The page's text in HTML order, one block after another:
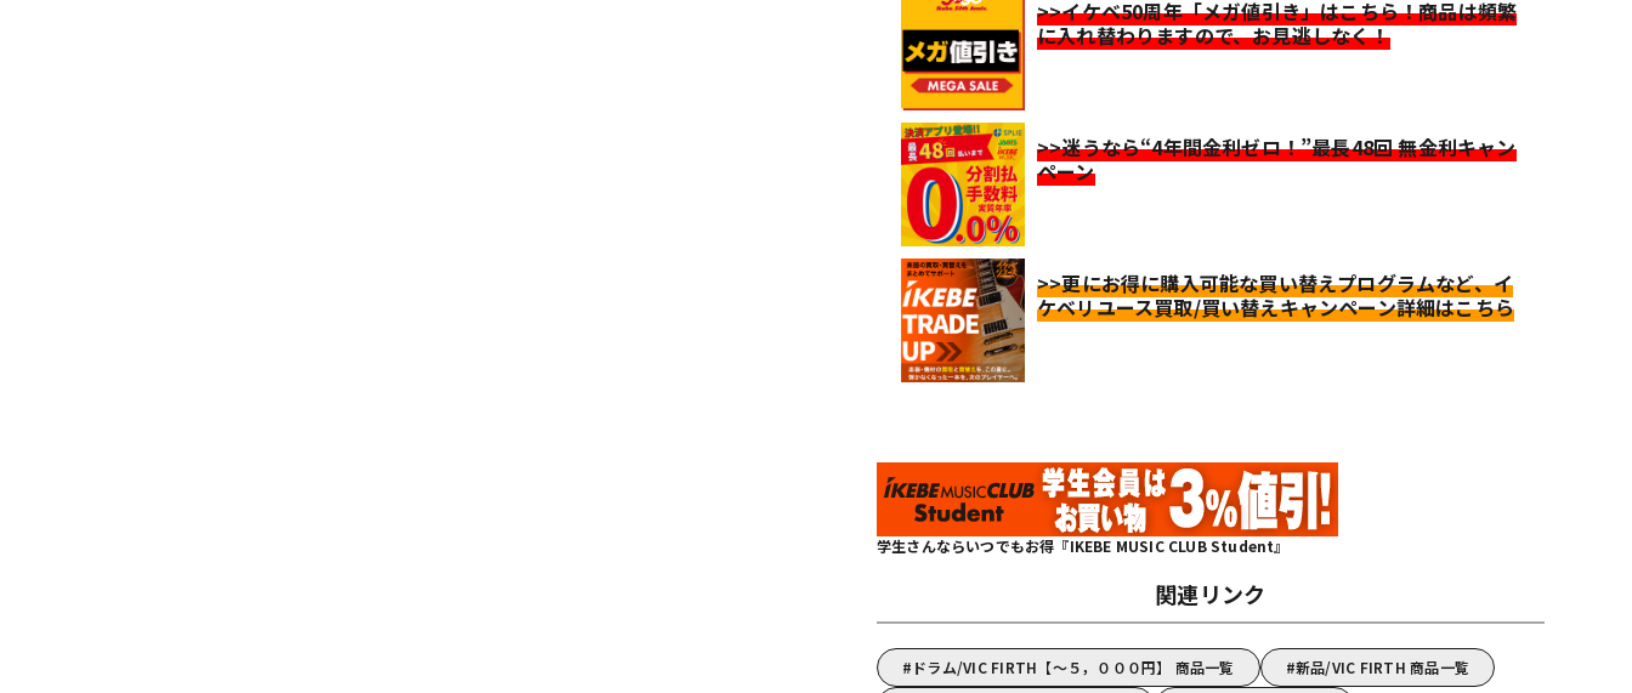
>>イケベ50周年「メガ値引き」はこちら！商品は頻繁
に入れ替わりますので、お見逃しなく！
>>迷うなら“4年間金利ゼロ！”最長48回 無金利キャン
ペーン
>>更にお得に購入可能な買い替えプログラムなど、イ
ケベリユース買取/買い替えキャンペーン詳細はこちら
学生さんならいつでもお得『IKEBE MUSIC CLUB Student』
関連リンク
ドラム/VIC FIRTH【～５，０００円】 商品一覧
新品/VIC FIRTH 商品一覧